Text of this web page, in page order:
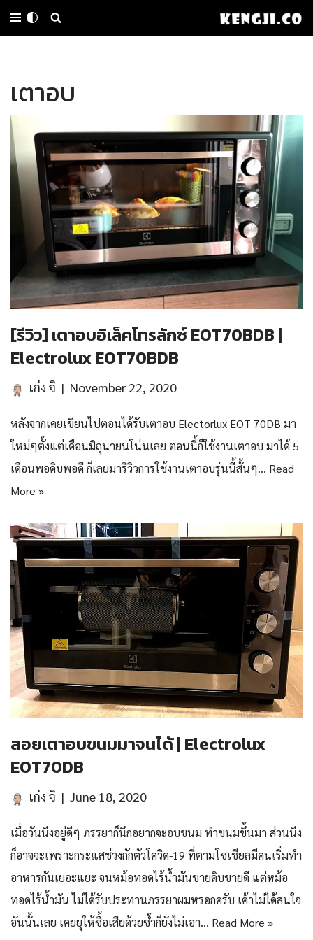
Skip
content
เตาอบ
[รีวิว] เตาอบอิเล็คโทรลักซ์ EOT70BDB |
Electrolux EOT70BDB
เก่ง จิ November 22, 2020
หลังจากเคยเขียนไปตอนได้รับเตาอบ Electorlux EOT 70DB มา
ใหม่ๆตั้งแต่เดือนมิถุนายนโน่นเลย ตอนนี้ก็ใช้งานเตาอบ มาได้ 5
เดือนพอดิบพอดี ก็เลยมารีวิวการใช้งานเตาอบรุ่นนี้สั้นๆ… Read
More »
สอยเตาอบขนมมาจนได้ | Electrolux
EOT70DB
เก่ง จิ June 18, 2020
เมื่อวันนึงอยู่ดีๆ ภรรยาก็นึกอยากจะอบขนม ทำขนมขึ้นมา ส่วนนึง
ก็อาจจะเพราะกระแสช่วงกักตัวโควิด-19 ที่ตามโซเชียลมีคนเริ่มทำ
อาหารกันเยอะแยะ จนหม้อทอดไร้น้ำมันขายดิบขายดี แต่หม้อ
ทอดไร้น้ำมัน ไม่ได้รับประทานภรรยาผมหรอกครับ เค้าไม่ได้สนใจ
อันนั้นเลย เคยยุให้ซื้อเสียด้วยซ้ำก็ยังไม่เอา… Read More »